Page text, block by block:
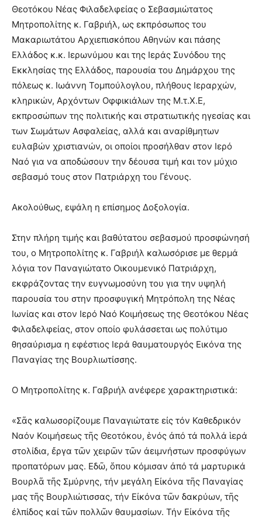
Θεοτόκου Νέας Φιλαδελφείας ο Σεβασμιώτατος
Μητροπολίτης κ. Γαβριήλ, ως εκπρόσωπος του
Μακαριωτάτου Αρχιεπισκόπου Αθηνών και πάσης
Ελλάδος κ.κ. Ιερωνύμου και της Ιεράς Συνόδου της
Εκκλησίας της Ελλάδος, παρουσία του Δημάρχου της
πόλεως κ. Ιωάννη Τομπούλογλου, πλήθους Ιεραρχών,
κληρικών, Αρχόντων Οφφικιάλων της Μ.τ.Χ.Ε,
εκπροσώπων της πολιτικής και στρατιωτικής ηγεσίας και
των Σωμάτων Ασφαλείας, αλλά και αναρίθμητων
ευλαβών χριστιανών, οι οποίοι προσήλθαν στον Ιερό
Ναό για να αποδώσουν την δέουσα τιμή και τον μύχιο
σεβασμό τους στον Πατριάρχη του Γένους.
Ακολούθως, εψάλη η επίσημος Δοξολογία.
Στην πλήρη τιμής και βαθύτατου σεβασμού προσφώνησή
του, ο Μητροπολίτης κ. Γαβριήλ καλωσόρισε με θερμά
λόγια τον Παναγιώτατο Οικουμενικό Πατριάρχη,
εκφράζοντας την ευγνωμοσύνη του για την υψηλή
παρουσία του στην προσφυγική Μητρόπολη της Νέας
Ιωνίας και στον Ιερό Ναό Κοιμήσεως της Θεοτόκου Νέας
Φιλαδελφείας, στον οποίο φυλάσσεται ως πολύτιμο
θησαύρισμα η εφέστιος Ιερά θαυματουργός Εικόνα της
Παναγίας της Βουρλιωτίσσης.
Ο Μητροπολίτης κ. Γαβριήλ ανέφερε χαρακτηριστικά:
«Σᾶς καλωσορίζουμε Παναγιώτατε εἰς τόν Καθεδρικόν
Ναόν Κοιμήσεως τῆς Θεοτόκου, ἑνός ἀπό τά πολλά ἱερά
στολίδια, ἔργα τῶν χειρῶν τῶν ἀειμνήστων προσφύγων
προπατόρων μας. Εδῶ, ὅπου κόμισαν ἀπό τά μαρτυρικά
Βουρλᾶ τῆς Σμύρνης, τήν μεγάλη Εἰκόνα τῆς Παναγίας
μας τῆς Βουρλιώτισσας, τήν Εἰκόνα τῶν δακρύων, τῆς
ἐλπίδος καί τῶν πολλῶν θαυμασίων. Τήν Εἰκόνα τῆς